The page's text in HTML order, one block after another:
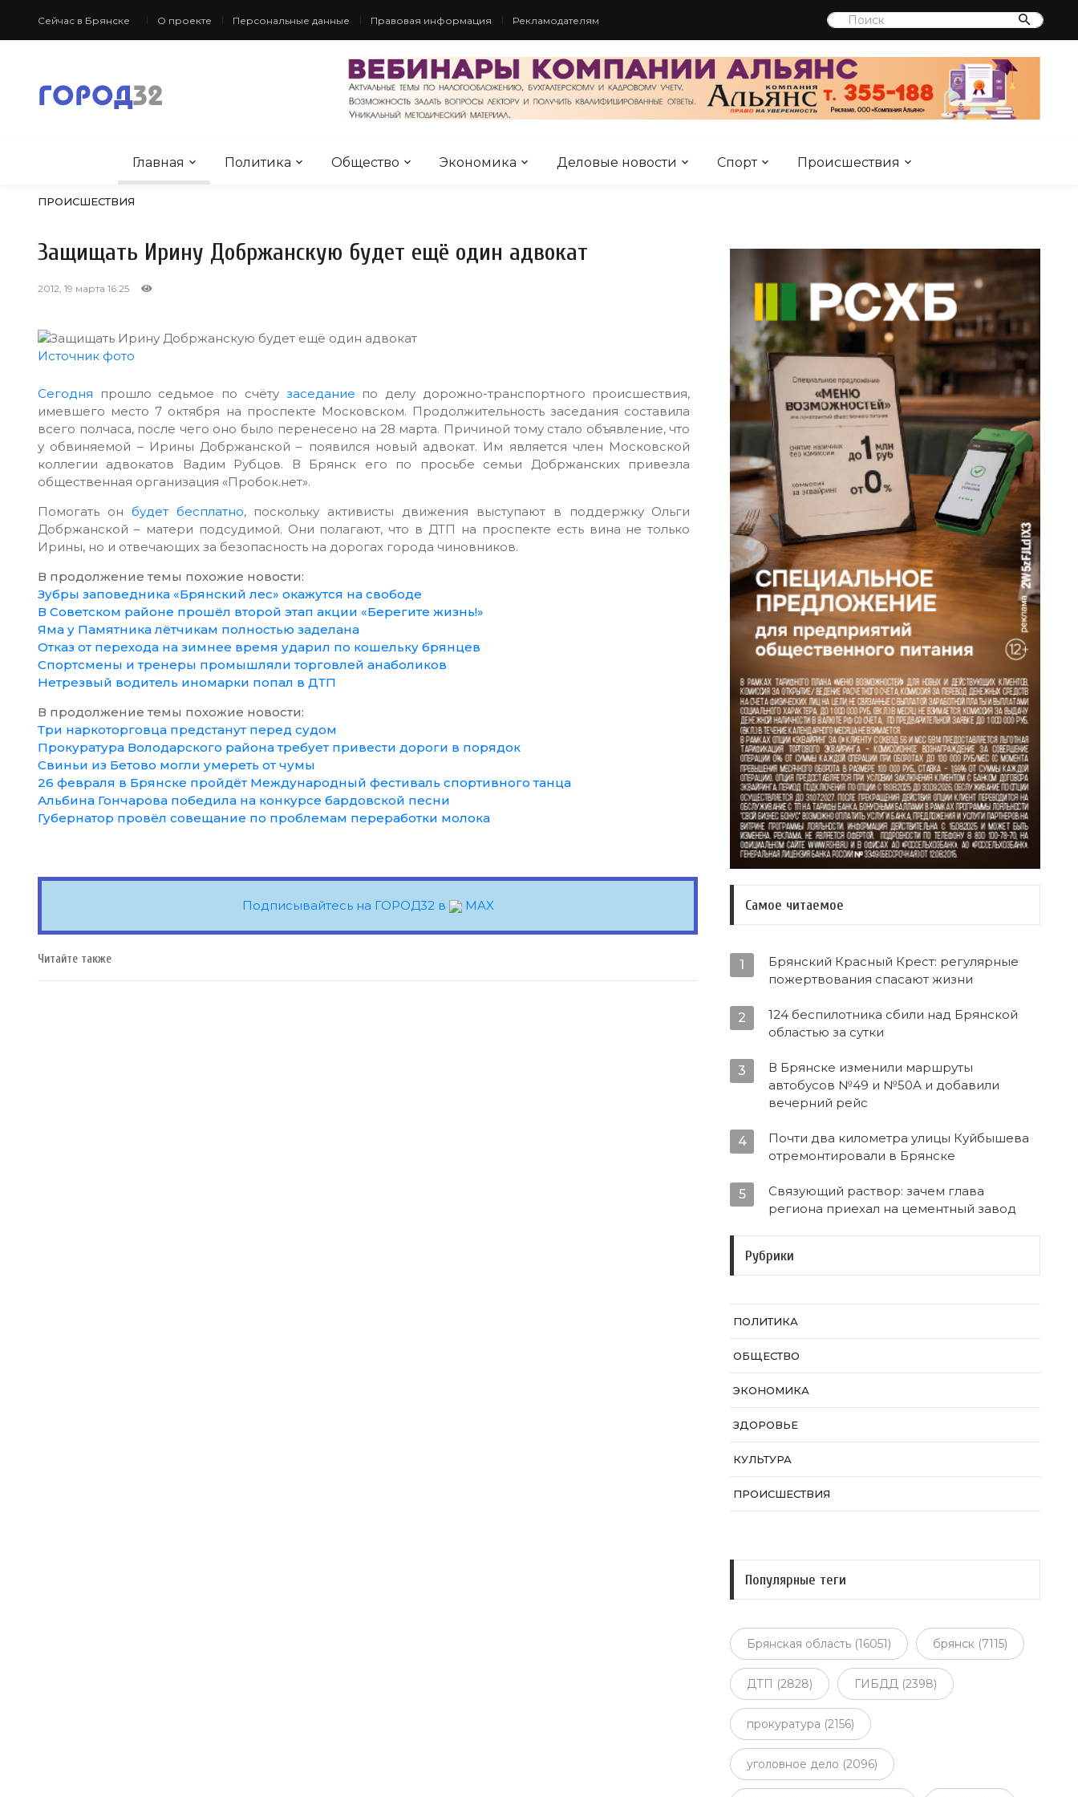
Сейчас в Брянске О проекте Персональные данные Правовая информация Рекламодателям
Главная Политика Общество Экономика Деловые новости Спорт Происшествия
ПРОИСШЕСТВИЯ
Защищать Ирину Добржанскую будет ещё один адвокат
2012, 19 марта 16:25
Источник фото
Сегодня прошло седьмое по счёту заседание по делу дорожно-транспортного происшествия,
имевшего место 7 октября на проспекте Московском. Продолжительность заседания составила
всего полчаса, после чего оно было перенесено на 28 марта. Причиной тому стало объявление, что
у обвиняемой – Ирины Добржанской – появился новый адвокат. Им является член Московской
коллегии адвокатов Вадим Рубцов. В Брянск его по просьбе семьи Добржанских привезла
общественная организация «Пробок.нет».
Помогать он будет бесплатно, поскольку активисты движения выступают в поддержку Ольги
Добржанской – матери подсудимой. Они полагают, что в ДТП на проспекте есть вина не только
Ирины, но и отвечающих за безопасность на дорогах города чиновников.
В продолжение темы похожие новости:
Зубры заповедника «Брянский лес» окажутся на свободе
В Советском районе прошёл второй этап акции «Берегите жизнь!»
Яма у Памятника лётчикам полностью заделана
Отказ от перехода на зимнее время ударил по кошельку брянцев
Спортсмены и тренеры промышляли торговлей анаболиков
Нетрезвый водитель иномарки попал в ДТП
В продолжение темы похожие новости:
Три наркоторговца предстанут перед судом
Прокуратура Володарского района требует привести дороги в порядок
Свиньи из Бетово могли умереть от чумы
26 февраля в Брянске пройдёт Международный фестиваль спортивного танца
Альбина Гончарова победила на конкурсе бардовской песни
Губернатор провёл совещание по проблемам переработки молока
Подписывайтесь на ГОРОД32 в MAX
Читайте также
Самое читаемое
1
Брянский Красный Крест: регулярные
пожертвования спасают жизни
2
124 беспилотника сбили над Брянской
областью за сутки
3
В Брянске изменили маршруты
автобусов №49 и №50А и добавили
вечерний рейс
4
Почти два километра улицы Куйбышева
отремонтировали в Брянске
5
Связующий раствор: зачем глава
региона приехал на цементный завод
Рубрики
ПОЛИТИКА
ОБЩЕСТВО
ЭКОНОМИКА
ЗДОРОВЬЕ
КУЛЬТУРА
ПРОИСШЕСТВИЯ
Популярные теги
Брянская область (16051) брянск (7115)
ДТП (2828) ГИБДД (2398)
прокуратура (2156)
уголовное дело (2096)